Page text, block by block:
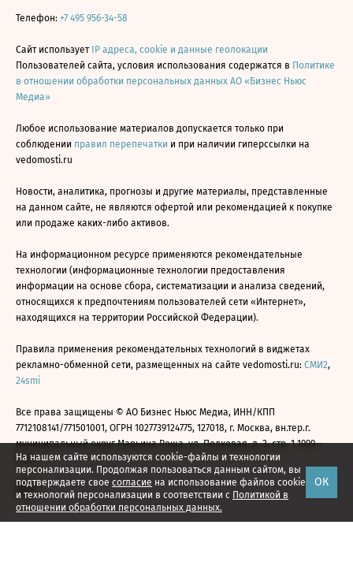
На нашем сайте используются cookie-файлы и технологии
персонализации. Продолжая пользоваться данным сайтом, вы
подтверждаете свое согласие на использование файлов cookie
и технологий персонализации в соответствии с Политикой в
отношении обработки персональных данных.
ОК
Телефон: +7 495 956-34-58
Сайт использует IP адреса, cookie и данные геолокации
Пользователей сайта, условия использования содержатся в Политике
в отношении обработки персональных данных АО «Бизнес Ньюс
Медиа»
Любое использование материалов допускается только при
соблюдении правил перепечатки и при наличии гиперссылки на
vedomosti.ru
Новости, аналитика, прогнозы и другие материалы, представленные
на данном сайте, не являются офертой или рекомендацией к покупке
или продаже каких-либо активов.
На информационном ресурсе применяются рекомендательные
технологии (информационные технологии предоставления
информации на основе сбора, систематизации и анализа сведений,
относящихся к предпочтениям пользователей сети «Интернет»,
находящихся на территории Российской Федерации).
Правила применения рекомендательных технологий в виджетах
рекламно-обменной сети, размещенных на сайте vedomosti.ru: СМИ2,
24smi
Все права защищены © АО Бизнес Ньюс Медиа, ИНН/КПП
7712108141/771501001, ОГРН 1027739124775, 127018, г. Москва, вн.тер.г.
муниципальный округ Марьина Роща, ул. Полковая, д. 3, стр. 1 1999—
2026